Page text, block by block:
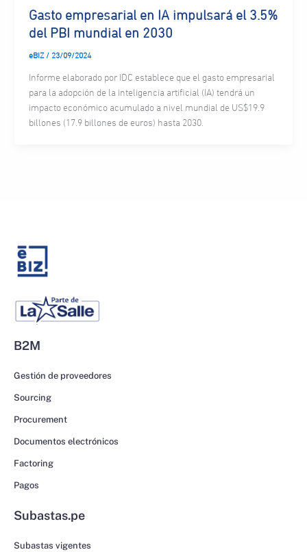
Gasto empresarial en IA impulsará el 3.5%
del PBI mundial en 2030
eBIZ / 23/09/2024
Informe elaborado por IDC establece que el gasto empresarial
para la adopción de la inteligencia artificial (IA) tendrá un
impacto económico acumulado a nivel mundial de US$19.9
billones (17.9 billones de euros) hasta 2030.
B2M
Gestión de proveedores
Sourcing
Procurement
Documentos electrónicos
Factoring
Pagos
Subastas.pe
Subastas vigentes